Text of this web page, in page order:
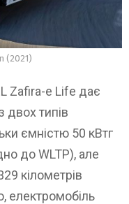
(2021)
Zafira-e Life дає
двох типів
ємністю 50 кВтг
до WLTP), але
кілометрів
електромобіль